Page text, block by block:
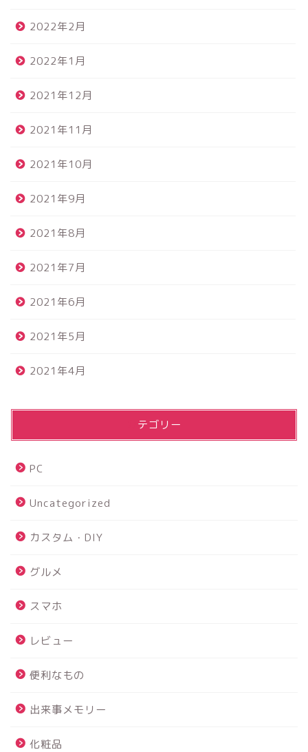
2022年2月
2022年1月
2021年12月
2021年11月
2021年10月
2021年9月
2021年8月
2021年7月
2021年6月
2021年5月
2021年4月
カテゴリー
PC
Uncategorized
カスタム・DIY
グルメ
スマホ
レビュー
便利なもの
出来事メモリー
化粧品